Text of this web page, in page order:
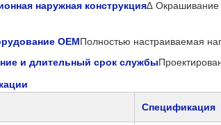
наружная конструкция∆ Окрашивание
OEMПолностью настраиваемая
и длительный срок службы
Спецификация